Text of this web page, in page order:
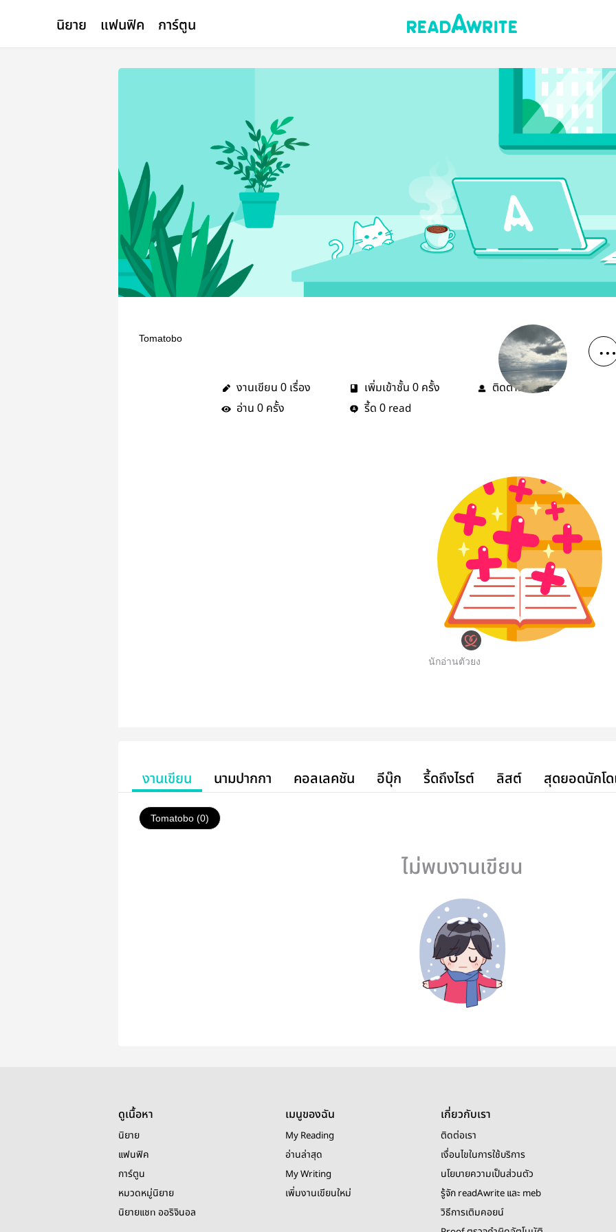
นิยาย แฟนฟิค การ์ตูน
Tomatobo
งานเขียน 0 เรื่อง เพิ่มเข้าชั้น 0 ครั้ง ติดตาม0คน
อ่าน 0 ครั้ง รี้ด 0 read
นักอ่านตัวยง
งานเขียน นามปากกา คอลเลคชัน อีบุ๊ก รี้ดถึงไรต์ ลิสต์ สุดยอดนักโ
Tomatobo (0)
ไม่พบงานเขียน
ดูเนื้อหา
นิยาย
แฟนฟิค
การ์ตูน
หมวดหมู่นิยาย
นิยายแชท ออริจินอล
เมนูของฉัน
My Reading
อ่านล่าสุด
My Writing
เพิ่มงานเขียนใหม่
เกี่ยวกับเรา
ติดต่อเรา
เงื่อนไขในการใช้บริการ
นโยบายความเป็นส่วนตัว
รู้จัก readAwrite และ meb
วิธีการเติมคอยน์